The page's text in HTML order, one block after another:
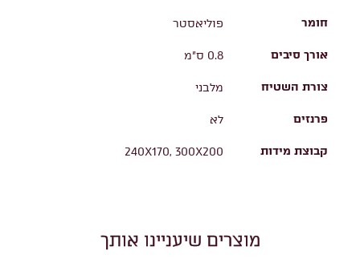
חומר פוליאסטר
אורך סיבים 0.8 ס"מ
צורת השטיח מלבני
פרנזים לא
קבוצת מידות 240X170, 300X200
מוצרים שיעניינו אותך